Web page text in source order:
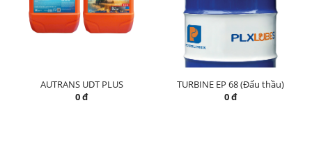
AUTRANS UDT PLUS
0 đ
TURBINE EP 68 (Đấu thầu)
0 đ